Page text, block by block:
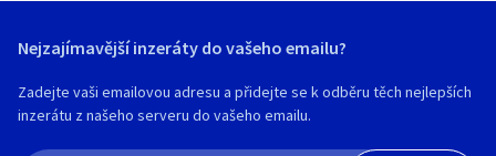
Nejzajímavější inzeráty do vašeho emailu?
Zadejte vaši emailovou adresu a přidejte se k odběru těch nejlepších
inzerátu z našeho serveru do vašeho emailu.